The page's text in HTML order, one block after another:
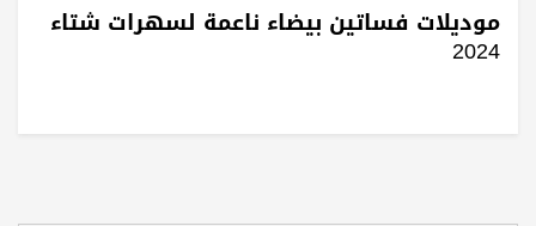
موديلات فساتين بيضاء ناعمة لسهرات شتاء
2024